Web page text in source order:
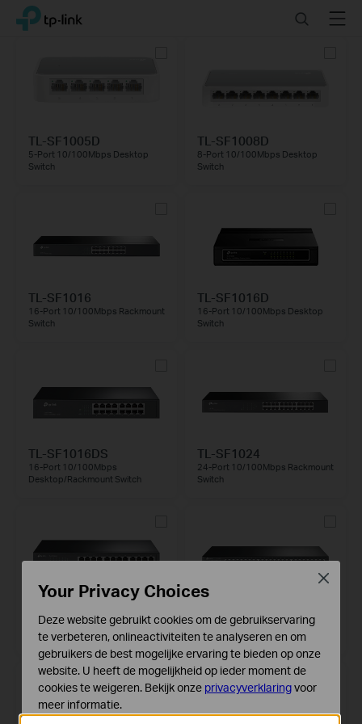
Click
navigation
TP-Link, Reliably Smart SearchMenu
TL-SF1005D
5-Port 10/100Mbps Desktop
Switch
TL-SF1008D
8-Port 10/100Mbps Desktop
Switch
TL-SF1016
16-Port 10/100Mbps Rackmount
Switch
TL-SF1016D
16-Port 10/100Mbps Desktop
Switch
TL-SF1016DS
16-Port 10/100Mbps
Desktop/Rackmount Switch
TL-SF1024
24-Port 10/100Mbps Rackmount
Switch
24-port 10/100Mbps
Desktop/Rackmount Switch
48-Port 10/100Mbps Rackmount
Switch
Your Privacy Choices
Deze website gebruikt cookies om de gebruikservaring
te verbeteren, onlineactiviteiten te analyseren en om
gebruikers de best mogelijke ervaring te bieden op onze
website. U heeft de mogelijkheid op ieder moment de
cookies te weigeren. Bekijk onze privacyverklaringvoor
meer informatie.
Close